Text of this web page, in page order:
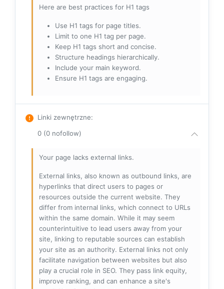
Here are best practices for H1 tags
Use H1 tags for page titles.
Limit to one H1 tag per page.
Keep H1 tags short and concise.
Structure headings hierarchically.
Include your main keyword.
Ensure H1 tags are engaging.
Linki zewnętrzne:
0 (0 nofollow)
Your page lacks external links.
External links, also known as outbound links, are
hyperlinks that direct users to pages or
resources outside the current website. They
differ from internal links, which connect to URLs
within the same domain. While it may seem
counterintuitive to lead users away from your
site, linking to reputable sources can establish
your site as an authority. External links not only
facilitate navigation between websites but also
play a crucial role in SEO. They pass link equity,
improve ranking, and can enhance a site's